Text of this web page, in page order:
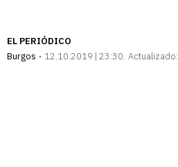
EL PERIÓDICO
Burgos
12.10.2019 | 23:30 Actualizado: